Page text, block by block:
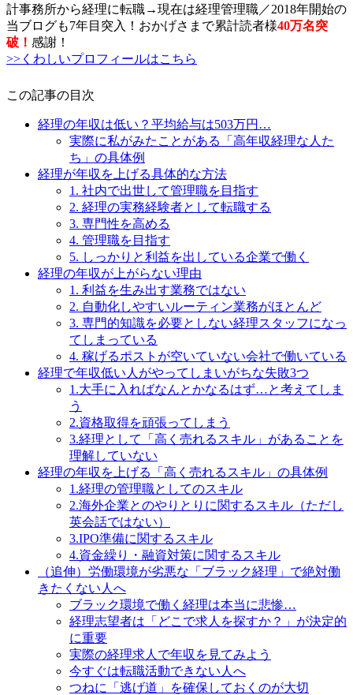
計事務所から経理に転職→現在は経理管理職／2018年開始の
当ブログも7年目突入！おかげさまで累計読者様40万名突
破 ！ 感謝！
>>くわしいプロフィールはこちら
この記事の目次
経理の年収は低い？平均給与は503万円…
実際に私がみたことがある「高年収経理な人た
ち」の具体例
経理が年収を上げる具体的な方法
1. 社内で出世して管理職を目指す
2. 経理の実務経験者として転職する
3. 専門性を高める
4. 管理職を目指す
5. しっかりと利益を出している企業で働く
経理の年収が上がらない理由
1. 利益を生み出す業務ではない
2. 自動化しやすいルーティン業務がほとんど
3. 専門的知識を必要としない経理スタッフになっ
てしまっている
4. 稼げるポストが空いていない会社で働いている
経理で年収低い人がやってしまいがちな失敗3つ
1.大手に入ればなんとかなるはず…と考えてしま
う
2.資格取得を頑張ってしまう
3.経理として「高く売れるスキル」があることを
理解していない
経理の年収を上げる「高く売れるスキル」の具体例
1.経理の管理職としてのスキル
2.海外企業とのやりとりに関するスキル（ただし
英会話ではない）
3.IPO準備に関するスキル
4.資金繰り・融資対策に関するスキル
（追伸）労働環境が劣悪な「ブラック経理」で絶対働
きたくない人へ
ブラック環境で働く経理は本当に悲惨…
経理志望者は「どこで求人を探すか？」が決定的
に重要
実際の経理求人で年収を見てみよう
今すぐは転職活動できない人へ
つねに「逃げ道」を確保しておくのが大切